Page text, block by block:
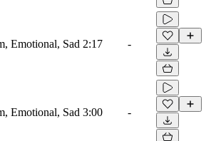
Emotional, Sad 2:17 -
Emotional, Sad 3:00 -